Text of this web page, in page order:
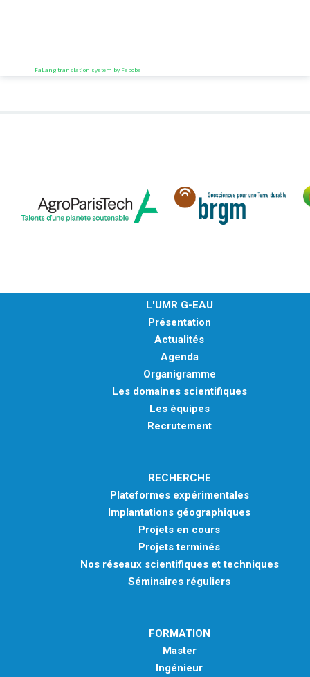
FaLang translation system by Faboba
L'UMR G-EAU
Présentation
Actualités
Agenda
Organigramme
Les domaines scientifiques
Les équipes
Recrutement
RECHERCHE
Plateformes expérimentales
Implantations géographiques
Projets en cours
Projets terminés
Nos réseaux scientifiques et techniques
Séminaires réguliers
FORMATION
Master
Ingénieur